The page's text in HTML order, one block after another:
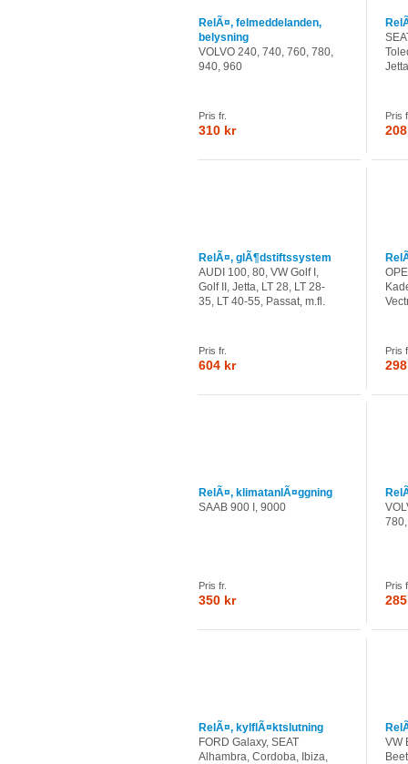
RelÃ¤, felmeddelanden,
belysning
VOLVO 240, 740, 760, 780,
940, 960
Pris fr.
310 kr
Pris
RelÃ¤, glÃ¶dstiftssystem
AUDI 100, 80, VW Golf I,
Golf II, Jetta, LT 28, LT 28-
35, LT 40-55, Passat, m.fl.
Pris fr.
604 kr
Pris
RelÃ¤, klimatanlÃ¤ggning
SAAB 900 I, 9000
Pris fr.
350 kr
Pris
RelÃ¤, kylflÃ¤ktslutning
FORD Galaxy, SEAT
Alhambra, Cordoba, Ibiza,
VW